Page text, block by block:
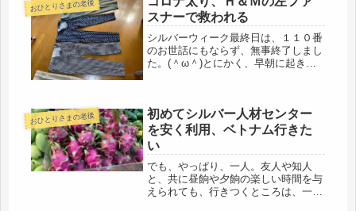
レに起きようとしても、起きられず。
尺取...
おひとりさまの老後
スナーで救われる
シルバーウィーク最終日は、１１０番
のお世話にもならず、無事終了しまし
た。(＾ω＾)とにかく、早朝に起き
の保冷材も交換、換気に消毒を終え
て、...
おひとりさまの老後
初めてシルバー人材センター
を安く利用、ベトナム行きた
い
でも、やっぱり、一人。友人や知人
と、共に昼餉や夕餉の楽しい時間を与
えられても、行きつくところは、一人